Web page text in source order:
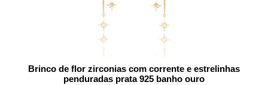
Brinco de flor zirconias com corrente e estrelinhas
penduradas prata 925 banho ouro